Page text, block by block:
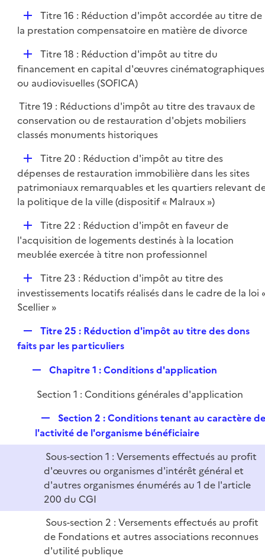
r
D
é
i
e
Titre 16 : Réduction d'impôt accordée au titre de
la prestation compensatoire en matière de divorce
D
é
p
i
e
r
Titre 18 : Réduction d'impôt au titre du
financement en capital d'œuvres cinématographiques
ou audiovisuelles (SOFICA)
Titre 19 : Réductions d'impôt au titre des travaux de
conservation ou de restauration d'objets mobiliers
classés monuments historiques
D
é
p
l
r
Titre 20 : Réduction d'impôt au titre des
dépenses de restauration immobilière dans les sites
patrimoniaux remarquables et les quartiers relevant
la politique de la ville (dispositif « Malraux »)
D
é
p
e
r
Titre 22 : Réduction d'impôt en faveur de
l'acquisition de logements destinés à la location
meublée exercée à titre non professionnel
D
é
p
e
Titre 23 : Réduction d'impôt au titre des
investissements locatifs réalisés dans le cadre de la loi
Scellier »
e
l
e
Titre 25 : Réduction d'impôt au titre des dons
faits par les particuliers
p
e
r
Chapitre 1 : Conditions d'application
Section 1 : Conditions générales d'application
e
p
l
i
e
r
Section 2 : Conditions tenant au caractère
l'activité de l'organisme bénéficiaire
Sous-section 1 : Versements effectués au profit
d'œuvres ou organismes d'intérêt général et
d'autres organismes énumérés au 1 de l'article
200 du CGI
Sous-section 2 : Versements effectués au profit
de Fondations et autres associations reconnues
d'utilité publique